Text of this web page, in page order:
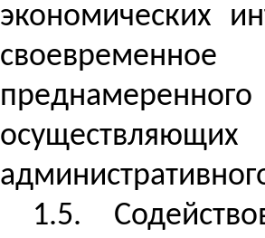
экономических
1.5.